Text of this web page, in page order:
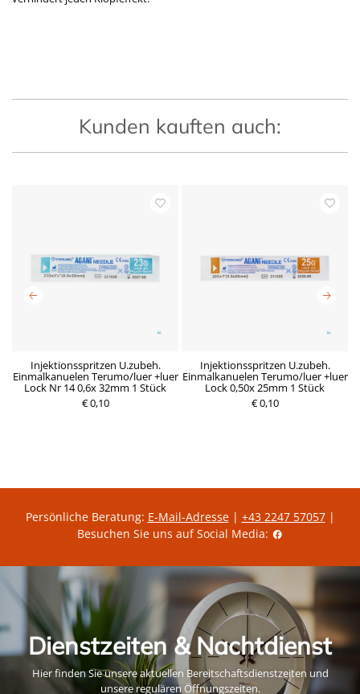
Kunden kauften auch:
Injektionsspritzen U.zubeh.
Einmalkanuelen Terumo/luer +luer
Lock Nr 14 0,6x 32mm 1 Stück
€ 0,10
Injektionsspritzen U.zubeh.
Einmalkanuelen Terumo/luer +luer
Lock 0,50x 25mm 1 Stück
€ 0,10
P
Persönliche Beratung: E-Mail-Adresse| +43 2247 57057|
Besuchen Sie uns auf Social Media:
Dienstzeiten & Nachtdienst
Hier finden Sie unsere aktuellen Bereitschaftsdienstzeiten und
unsere regulären Öffnungszeiten.